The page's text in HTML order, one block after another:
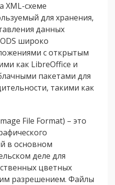
XML-схеме
для хранения,
данных
широко
с открытым
как LibreOffice и
пакетами для
такими как
File Format) – это
в основном
деле для
цветных
разрешением. Файлы